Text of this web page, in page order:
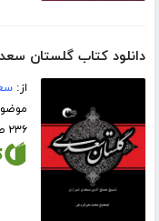
دانلود کتاب گلستان
از:
۲۳۶ صفحه